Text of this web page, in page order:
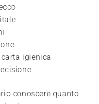
igienica
conoscere quanto